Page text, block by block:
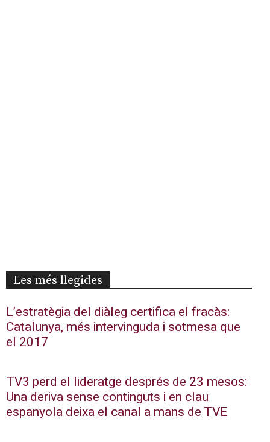
Les més llegides
L’estratègia del diàleg certifica el fracàs:
Catalunya, més intervinguda i sotmesa que
el 2017
TV3 perd el lideratge després de 23 mesos:
Una deriva sense continguts i en clau
espanyola deixa el canal a mans de TVE